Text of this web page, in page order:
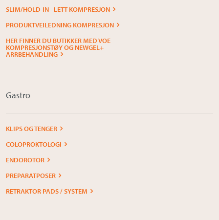
SLIM/HOLD-IN - LETT KOMPRESJON
PRODUKTVEILEDNING KOMPRESJON
HER FINNER DU BUTIKKER MED VOE
KOMPRESJONSTØY OG NEWGEL+
ARRBEHANDLING
Gastro
KLIPS OG TENGER
COLOPROKTOLOGI
ENDOROTOR
PREPARATPOSER
RETRAKTOR PADS / SYSTEM